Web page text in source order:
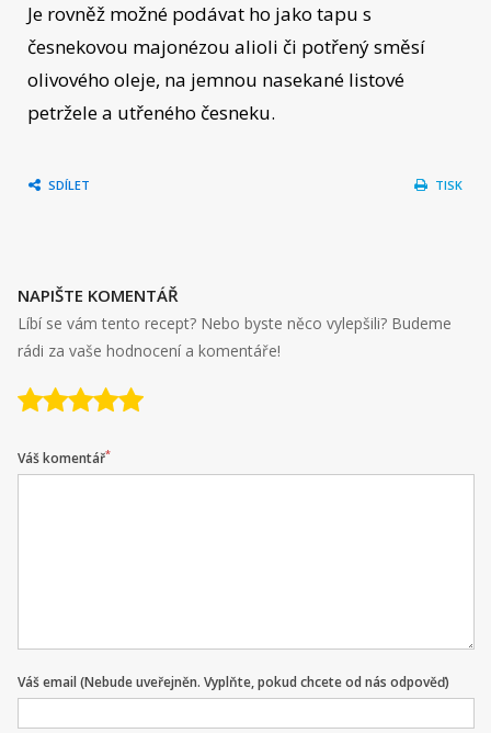
Je rovněž možné podávat ho jako tapu s
česnekovou majonézou alioli či potřený směsí
olivového oleje, na jemnou nasekané listové
petržele a utřeného česneku.
SDÍLET TISK
NAPIŠTE KOMENTÁŘ
Líbí se vám tento recept? Nebo byste něco vylepšili? Budeme
rádi za vaše hodnocení a komentáře!
Váš komentář*
Váš email (Nebude uveřejněn. Vyplňte, pokud chcete od nás odpověď)